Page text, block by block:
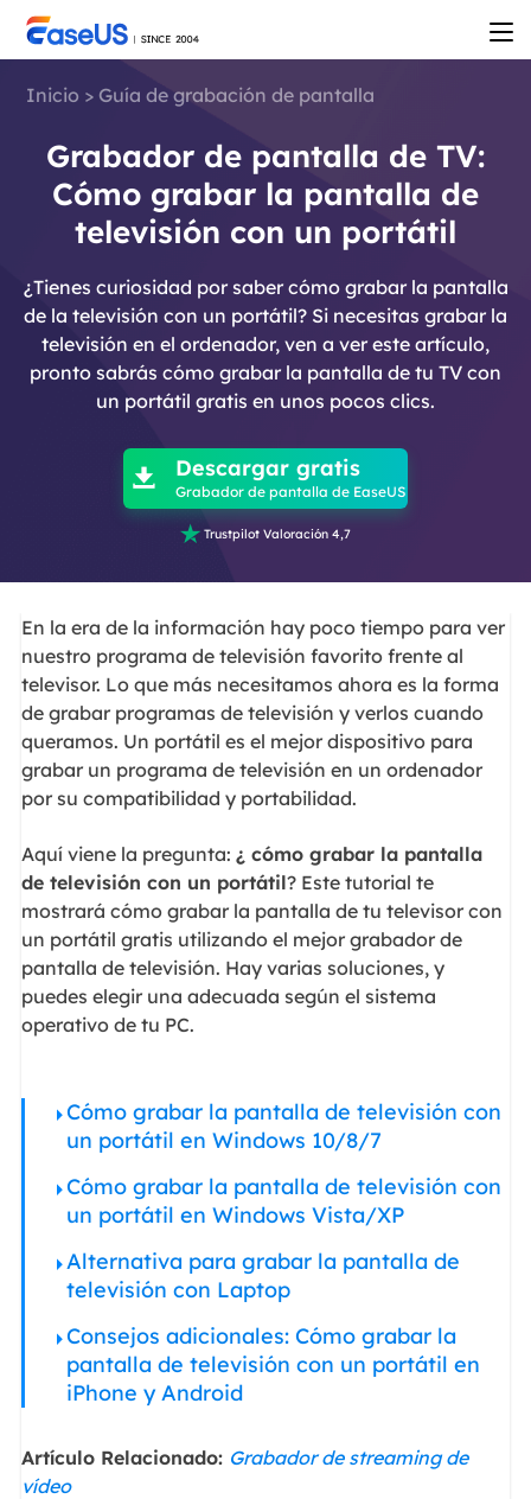
Inicio > Guía de grabación de pantalla
Grabador de pantalla de TV:
Cómo grabar la pantalla de
televisión con un portátil
¿Tienes curiosidad por saber cómo grabar la pantalla
de la televisión con un portátil? Si necesitas grabar la
televisión en el ordenador, ven a ver este artículo,
pronto sabrás cómo grabar la pantalla de tu TV con
un portátil gratis en unos pocos clics.

 Descargar gratis
Grabador de pantalla de EaseUS
 Trustpilot Valoración 4,7
En la era de la información hay poco tiempo para ver
nuestro programa de televisión favorito frente al
televisor. Lo que más necesitamos ahora es la forma
de grabar programas de televisión y verlos cuando
queramos. Un portátil es el mejor dispositivo para
grabar un programa de televisión en un ordenador
por su compatibilidad y portabilidad.
Aquí viene la pregunta: ¿ cómo grabar la pantalla
de televisión con un portátil? Este tutorial te
mostrará cómo grabar la pantalla de tu televisor con
un portátil gratis utilizando el mejor grabador de
pantalla de televisión. Hay varias soluciones, y
puedes elegir una adecuada según el sistema
operativo de tu PC.
Cómo grabar la pantalla de televisión con
un portátil en Windows 10/8/7
Cómo grabar la pantalla de televisión con
un portátil en Windows Vista/XP
Alternativa para grabar la pantalla de
televisión con Laptop
Consejos adicionales: Cómo grabar la
pantalla de televisión con un portátil en
iPhone y Android
Artículo Relacionado: Grabador de streaming de
vídeo